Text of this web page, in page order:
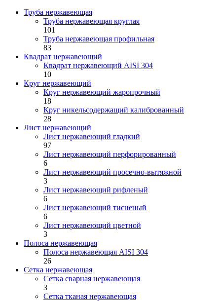
Труба нержавеющая
Труба нержавеющая круглая
101
Труба нержавеющая профильная
83
Квадрат нержавеющий
Квадрат нержавеющий AISI 304
10
Круг нержавеющий
Круг нержавеющий жаропрочный
18
Круг никельсодержащий калиброванный
28
Лист нержавеющий
Лист нержавеющий гладкий
97
Лист нержавеющий перфорированный
6
Лист нержавеющий просечно-вытяжной
3
Лист нержавеющий рифленый
6
Лист нержавеющий тисненый
6
Лист нержавеющий цветной
3
Полоса нержавеющая
Полоса нержавеющая AISI 304
26
Сетка нержавеющая
Сетка сварная нержавеющая
3
Сетка тканая нержавеющая